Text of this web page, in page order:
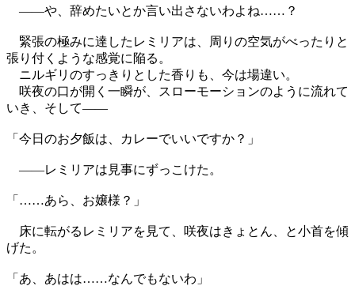
――や、辞めたいとか言い出さないわよね……？
緊張の極みに達したレミリアは、周りの空気がべったりと
張り付くような感覚に陥る。
ニルギリのすっきりとした香りも、今は場違い。
咲夜の口が開く一瞬が、スローモーションのように流れて
いき、そして――
「今日のお夕飯は、カレーでいいですか？」
――レミリアは見事にずっこけた。
「……あら、お嬢様？」
床に転がるレミリアを見て、咲夜はきょとん、と小首を傾
げた。
「あ、あはは……なんでもないわ」